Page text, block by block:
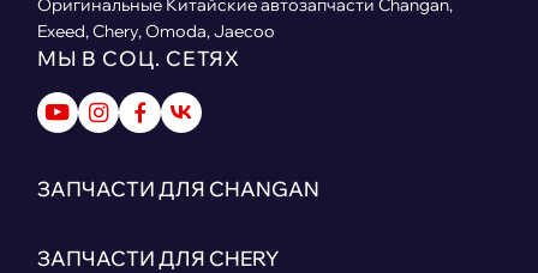
Оригинальные Китайские автозапчасти Changan,
Exeed, Chery, Omoda, Jaecoo
МЫ В СОЦ. СЕТЯХ
ЗАПЧАСТИ ДЛЯ CHANGAN
ЗАПЧАСТИ ДЛЯ CHERY